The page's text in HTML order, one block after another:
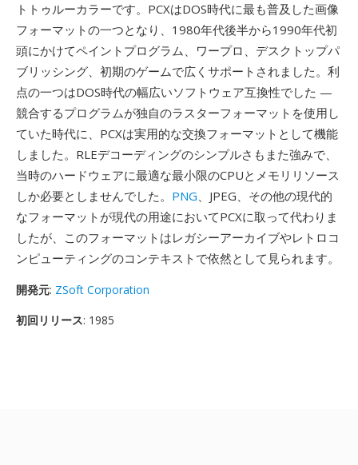
トトゥルーカラーです。PCXはDOS時代に最も普及した画像
フォーマットの一つとなり、1980年代後半から1990年代初
頭にかけてペイントプログラム、ワープロ、デスクトップパ
ブリッシング、初期のゲームで広くサポートされました。利
点の一つはDOS時代の幅広いソフトウェア互換性でした —
競合するプログラムが独自のラスターフォーマットを使用し
ていた時代に、PCXは実用的な交換フォーマットとして機能
しました。RLEデコーディングのシンプルさもまた強みで、
当時のハードウェアに最適な最小限のCPUとメモリリソース
しか必要としませんでした。 PNG、JPEG、その他の現代的
なフォーマットが現代の用途においてPCXに取って代わりま
したが、このフォーマットはレガシーアーカイブやレトロコ
ンピューティングのコンテキストで依然として見られます。
開発元: ZSoft Corporation
初回リリース: 1985